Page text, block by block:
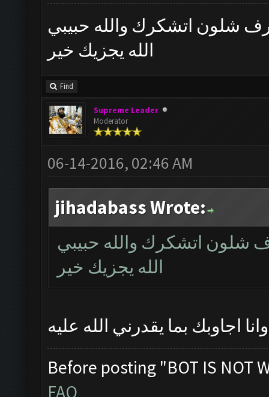
شلون اتشكرك والله حبيبي
الله يجزيك خير
Find
Supreme Leader
Moderator
06-14-2016, 02:46 AM
jihadabass Wrote:
شلون اتشكرك والله حبيبي
الله يجزيك خير
اجاوبك بما يقدرني الله عليه
Before posting "BOT IS NOT
FAQ